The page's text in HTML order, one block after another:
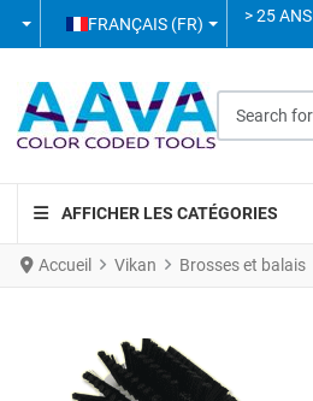
SÉLECTIONNEZ VOTRE LANGUE
FRANÇAIS (FR) > 25
AFFICHER LES CATÉGORIES
Accueil Vikan Brosses et balais